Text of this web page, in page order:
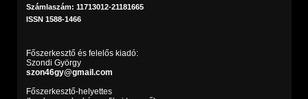
Számlaszám: 11713012-21181665
ISSN 1588-1466
Főszerkesztő és felelős kiadó:
Szondi György
szon46gy@gmail.com
Főszerkesztő-helyettes